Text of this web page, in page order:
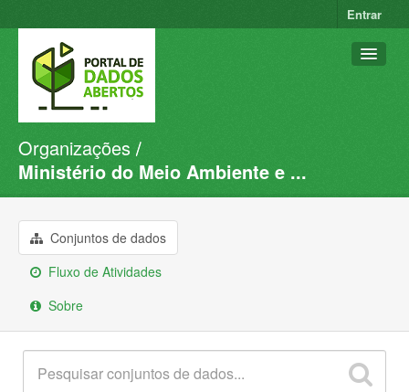
Entrar
Conjuntos de dados
Organizações
Sobre
Organizações
Ministério do Meio Ambiente e ...
Conjuntos de dados
Fluxo de Atividades
Sobre